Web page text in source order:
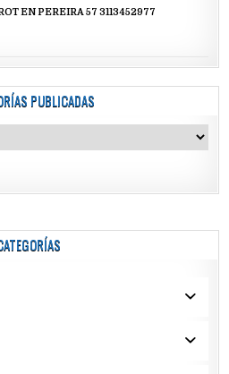
EN PEREIRA 57 3113452977
PUBLICADAS